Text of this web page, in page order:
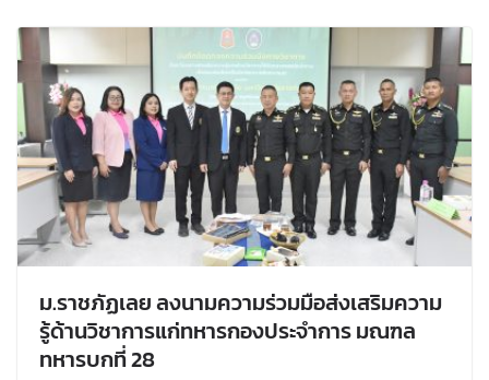
ม.ราชภัฏเลย ลงนามความร่วมมือส่งเสริมความ
รู้ด้านวิชาการแก่ทหารกองประจำการ มณฑล
ทหารบกที่ 28